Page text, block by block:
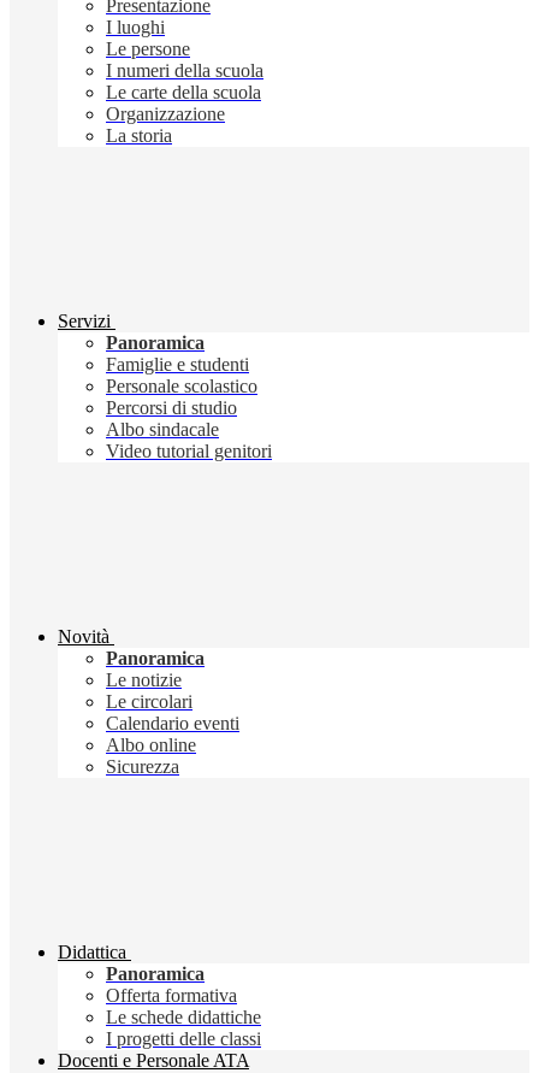
Presentazione
I luoghi
Le persone
I numeri della scuola
Le carte della scuola
Organizzazione
La storia
Servizi
Panoramica
Famiglie e studenti
Personale scolastico
Percorsi di studio
Albo sindacale
Video tutorial genitori
Novità
Panoramica
Le notizie
Le circolari
Calendario eventi
Albo online
Sicurezza
Didattica
Panoramica
Offerta formativa
Le schede didattiche
I progetti delle classi
Docenti e Personale ATA